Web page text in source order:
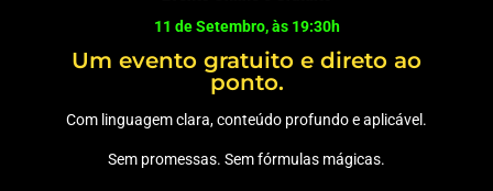
11 de Setembro, às 19:30h
Um evento gratuito e direto ao
ponto.
Com linguagem clara, conteúdo profundo e aplicável.
Sem promessas. Sem fórmulas mágicas.